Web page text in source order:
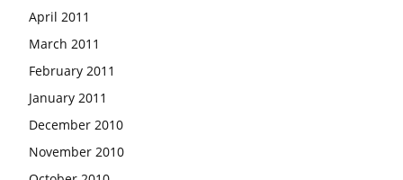
April 2011
March 2011
February 2011
January 2011
December 2010
November 2010